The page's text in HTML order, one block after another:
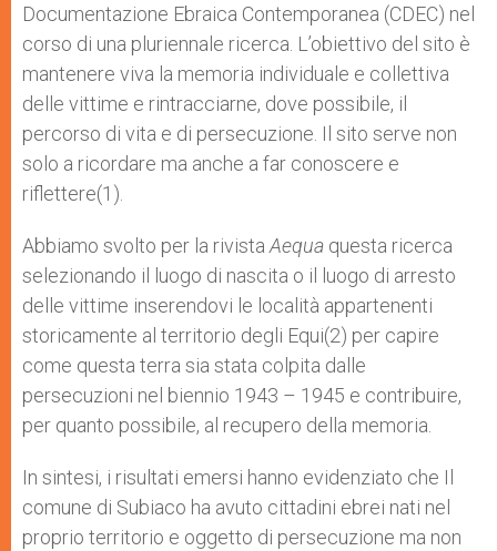
Documentazione Ebraica Contemporanea (CDEC) nel
corso di una pluriennale ricerca. L’obiettivo del sito è
mantenere viva la memoria individuale e collettiva
delle vittime e rintracciarne, dove possibile, il
percorso di vita e di persecuzione. Il sito serve non
solo a ricordare ma anche a far conoscere e
riflettere(1).
Abbiamo svolto per la rivista Aequa questa ricerca
selezionando il luogo di nascita o il luogo di arresto
delle vittime inserendovi le località appartenenti
storicamente al territorio degli Equi(2) per capire
come questa terra sia stata colpita dalle
persecuzioni nel biennio 1943 – 1945 e contribuire,
per quanto possibile, al recupero della memoria.
In sintesi, i risultati emersi hanno evidenziato che Il
comune di Subiaco ha avuto cittadini ebrei nati nel
proprio territorio e oggetto di persecuzione ma non